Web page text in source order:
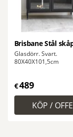
Brisbane Stål
Glasdörr. Svart.
80X40X101,5cm
€489